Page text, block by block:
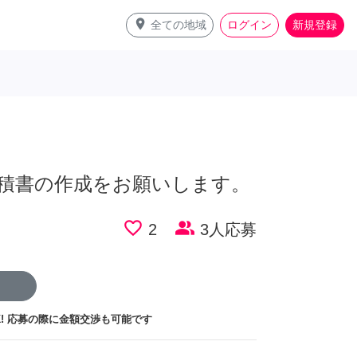
place 全ての地域 ログイン 新規登録
書の作成をお願いします。
favorite_border 2 people_alt 3人応募
応募の際に金額交渉も可能です